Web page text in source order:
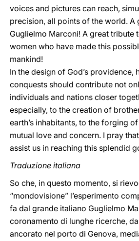
voices and pictures can reach,
precision, all points of the world. A
Guglielmo Marconi! A great tribute
women who have made this
mankind!
In the design of God’s providence,
conquests should contribute not
individuals and nations closer
especially, to the creation of
earth’s inhabitants, to the forging
mutual love and concern. I pray
assist us in reaching this splendid
Traduzione italiana
So che, in questo momento, si
“mondovisione” l’esperimento
fa dal grande italiano Guglielmo
coronamento di lunghe ricerche,
ancorato nel porto di Genova,